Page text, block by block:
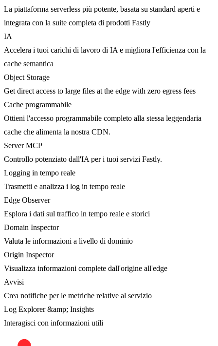
La piattaforma serverless più potente, basata su standard aperti e
integrata con la suite completa di prodotti Fastly
IA
Accelera i tuoi carichi di lavoro di IA e migliora l'efficienza con la
cache semantica
Object Storage
Get direct access to large files at the edge with zero egress fees
Cache programmabile
Ottieni l'accesso programmabile completo alla stessa leggendaria
cache che alimenta la nostra CDN.
Server MCP
Controllo potenziato dall'IA per i tuoi servizi Fastly.
Logging in tempo reale
Trasmetti e analizza i log in tempo reale
Edge Observer
Esplora i dati sul traffico in tempo reale e storici
Domain Inspector
Valuta le informazioni a livello di dominio
Origin Inspector
Visualizza informazioni complete dall'origine all'edge
Avvisi
Crea notifiche per le metriche relative al servizio
Log Explorer &amp; Insights
Interagisci con informazioni utili